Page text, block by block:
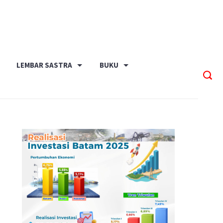
LEMBAR SASTRA BUKU